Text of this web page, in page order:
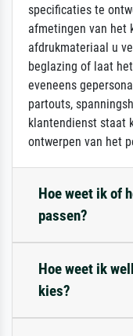
specificaties te
afmetingen van het
afdrukmateriaal u
beglazing of laat
eveneens
partouts,
klantendienst staat
ontwerpen van het
Hoe weet ik of
passen?
Hoe weet ik
kies?